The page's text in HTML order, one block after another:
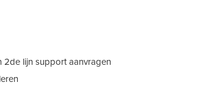
2de lijn support aanvragen